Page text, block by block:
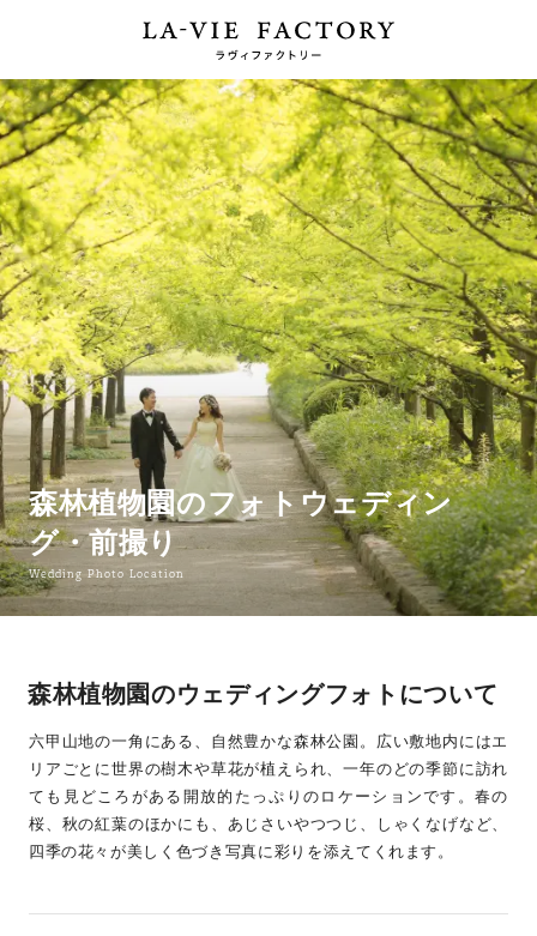
森林植物園のフォトウェディン
グ・前撮り
Wedding Photo Location
森林植物園のウェディングフォトについて
六甲山地の一角にある、自然豊かな森林公園。広い敷地内にはエ
リアごとに世界の樹木や草花が植えられ、一年のどの季節に訪れ
ても見どころがある開放的たっぷりのロケーションです。春の
桜、秋の紅葉のほかにも、あじさいやつつじ、しゃくなげなど、
四季の花々が美しく色づき写真に彩りを添えてくれます。